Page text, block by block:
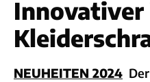
Innovativer
NEUHEITEN 2024